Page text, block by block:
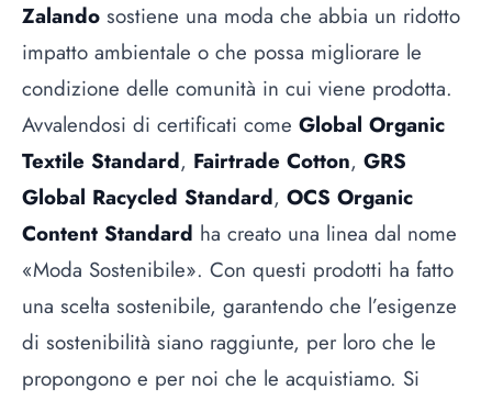
Zalando sostiene una moda che abbia un ridotto
impatto ambientale o che possa migliorare le
condizione delle comunità in cui viene prodotta.
Avvalendosi di certificati come Global Organic
Textile Standard, Fairtrade Cotton, GRS
Global Racycled Standard, OCS Organic
Content Standard ha creato una linea dal nome
«Moda Sostenibile». Con questi prodotti ha fatto
una scelta sostenibile, garantendo che l’esigenze
di sostenibilità siano raggiunte, per loro che le
propongono e per noi che le acquistiamo. Si